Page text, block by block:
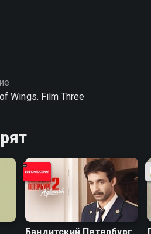
Wings. Film Three
Бандитский Петербург